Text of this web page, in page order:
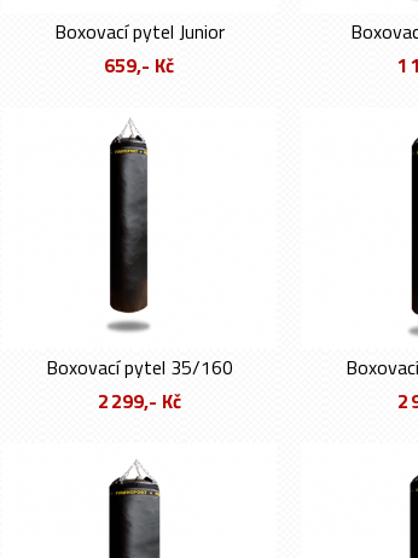
Boxovací pytel Junior
659,- Kč
1
Boxovací pytel 35/160
2 299,- Kč
2